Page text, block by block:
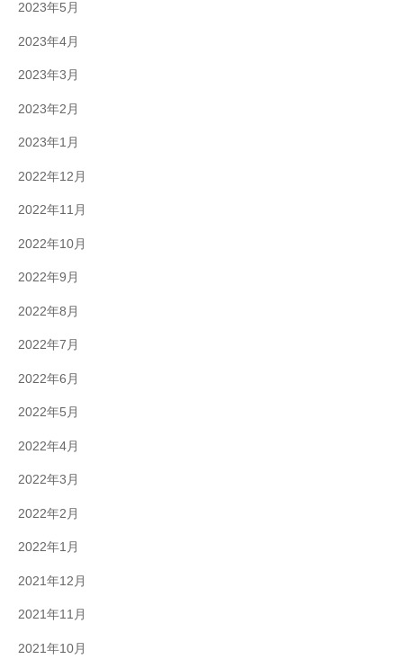
2023年5月
2023年4月
2023年3月
2023年2月
2023年1月
2022年12月
2022年11月
2022年10月
2022年9月
2022年8月
2022年7月
2022年6月
2022年5月
2022年4月
2022年3月
2022年2月
2022年1月
2021年12月
2021年11月
2021年10月